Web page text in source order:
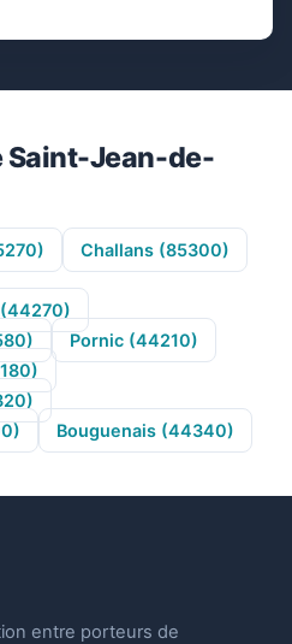
Saint-Jean-de-
Challans (85300)
Pornic (44210)
Bouguenais (44340)
entre porteurs de